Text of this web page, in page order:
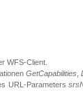
WFS-Client.
GetCapabilities
URL-Parameters